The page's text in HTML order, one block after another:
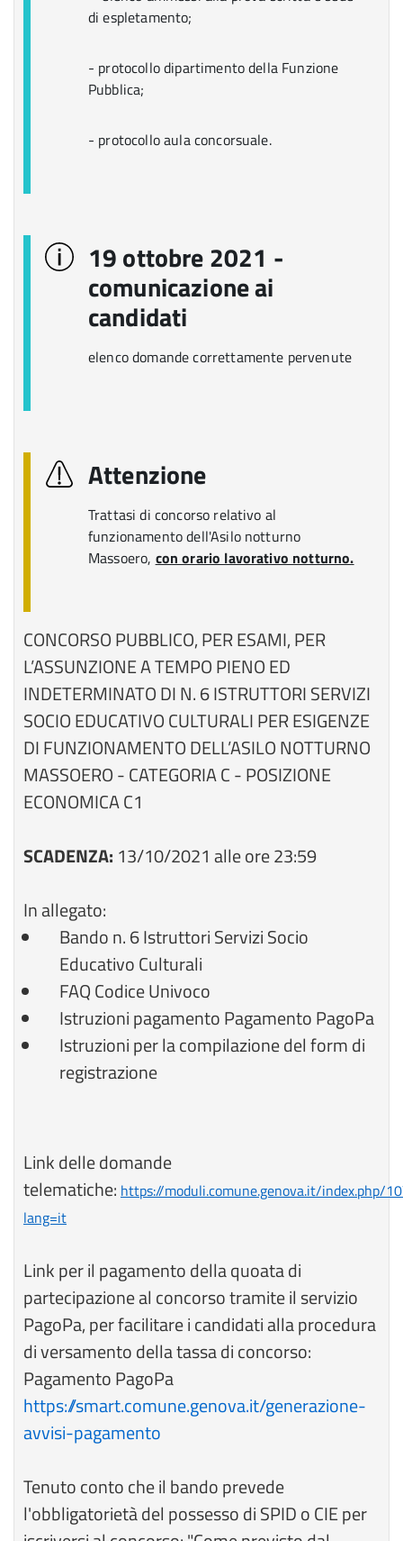
di espletamento;
- protocollo dipartimento della Funzione
Pubblica;
- protocollo aula concorsuale.
19 ottobre 2021 -
comunicazione ai
candidati
elenco domande correttamente pervenute
Attenzione
Trattasi di concorso relativo al
funzionamento dell'Asilo notturno
Massoero, con orario lavorativo notturno.
CONCORSO PUBBLICO, PER ESAMI, PER
L’ASSUNZIONE A TEMPO PIENO ED
INDETERMINATO DI N. 6 ISTRUTTORI SERVIZI
SOCIO EDUCATIVO CULTURALI PER ESIGENZE
DI FUNZIONAMENTO DELL’ASILO NOTTURNO
MASSOERO - CATEGORIA C - POSIZIONE
ECONOMICA C1
SCADENZA: 13/10/2021 alle ore 23:59
In allegato:
Bando n. 6 Istruttori Servizi Socio
Educativo Culturali
FAQ Codice Univoco
Istruzioni pagamento Pagamento PagoPa
Istruzioni per la compilazione del form di
registrazione
Link delle domande
telematiche: https://moduli.comune.genova.it/index.php/
lang=it
Link per il pagamento della quoata di
partecipazione al concorso tramite il servizio
PagoPa, per facilitare i candidati alla procedura
di versamento della tassa di concorso:
Pagamento PagoPa
https://smart.comune.genova.it/generazione-
avvisi-pagamento
Tenuto conto che il bando prevede
l'obbligatorietà del possesso di SPID o CIE per